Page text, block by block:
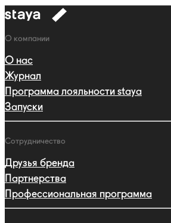
к
Навигация
О компании
О нас
Журнал
Программа лояльности staya
Запуски
Сотрудничество
Друзья бренда
Партнерства
Профессиональная программа